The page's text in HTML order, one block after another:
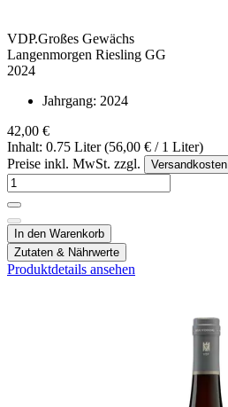
VDP.Großes Gewächs
Langenmorgen Riesling GG
2024
Jahrgang: 2024
42,00 €
Inhalt: 0.75 Liter (56,00 € / 1 Liter)
Preise inkl. MwSt. zzgl.
Versandkosten
In den Warenkorb
Zutaten & Nährwerte
Produktdetails ansehen